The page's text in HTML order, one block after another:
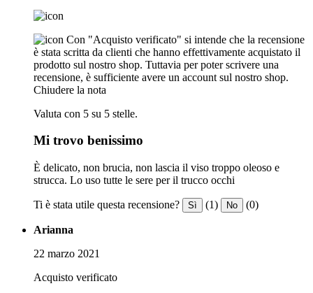
Con "Acquisto verificato" si intende che la recensione
è stata scritta da clienti che hanno effettivamente acquistato il
prodotto sul nostro shop. Tuttavia per poter scrivere una
recensione, è sufficiente avere un account sul nostro shop.
Chiudere la nota
Valuta con 5 su 5 stelle.
Mi trovo benissimo
È delicato, non brucia, non lascia il viso troppo oleoso e
strucca. Lo uso tutte le sere per il trucco occhi
Ti è stata utile questa recensione? Sì (1) No (0)
Arianna
22 marzo 2021
Acquisto verificato